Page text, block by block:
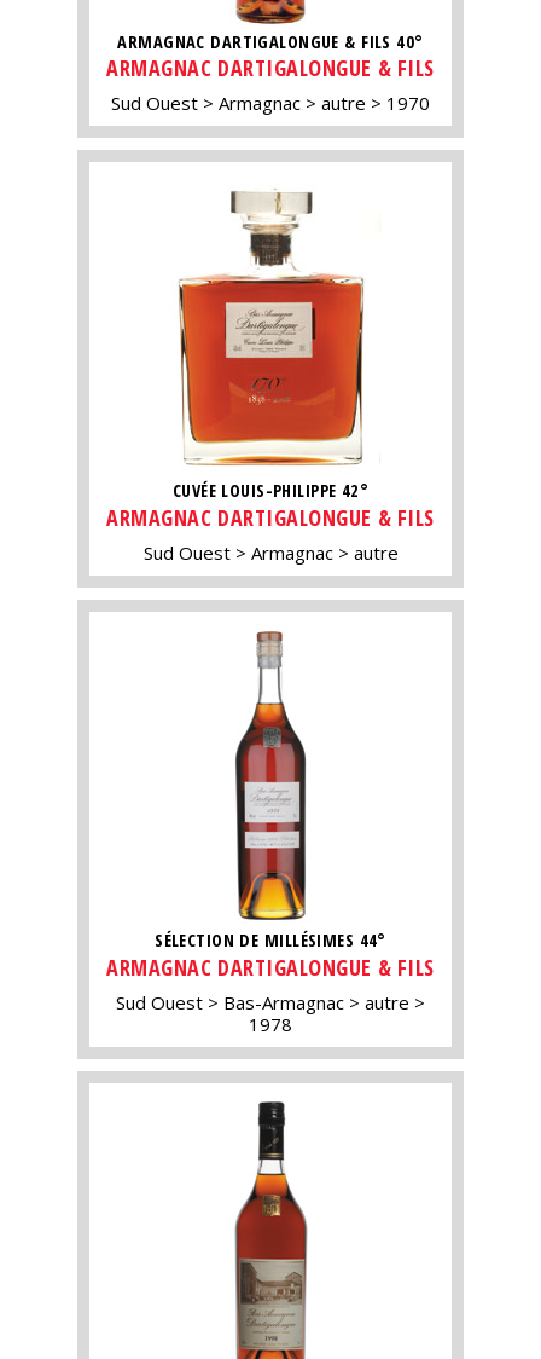
ARMAGNAC DARTIGALONGUE & FILS 40°
ARMAGNAC DARTIGALONGUE & FILS
Sud Ouest Armagnac autre 1970
CUVÉE LOUIS-PHILIPPE 42°
ARMAGNAC DARTIGALONGUE & FILS
Sud Ouest Armagnac autre
SÉLECTION DE MILLÉSIMES 44°
ARMAGNAC DARTIGALONGUE & FILS
Sud Ouest Bas-Armagnac
autre
1978